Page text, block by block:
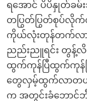
ရအောင် ပိပိနှုတ်ခမ်
တပြွတ်ပြွတ်စုပ်လိုက်
ကိုယ်လုံးတုန်တက်လ
ညည်းညူရင်း တွန့်လိ
ထွက်ကုန်ပြီထွက်ကုန်ပြီ
တွေလှမ့်ထွက်လာတယ်ဗ
က အတွင်းခံဘောင်ဘီ